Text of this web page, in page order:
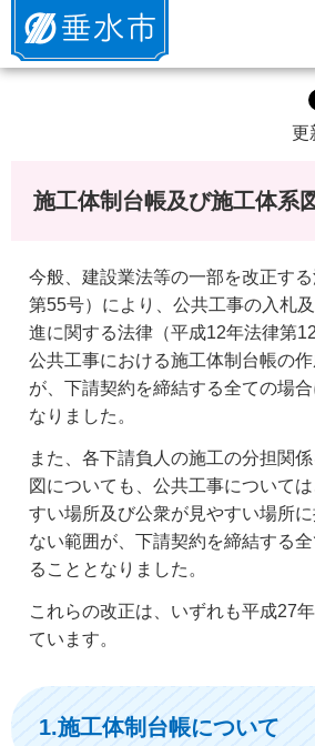
垂水市
更
施工体制台帳及び施工体系
今般、建設業法等の一部を改正す
第55号）により、公共工事の入札
進に関する法律（平成12年法律第
公共工事における施工体制台帳の
が、下請契約を締結する全ての場
なりました。
また、各下請負人の施工の分担関
図についても、公共工事について
すい場所及び公衆が見やすい場所
ない範囲が、下請契約を締結する
ることとなりました。
これらの改正は、いずれも平成27
ています。
1.施工体制台帳について